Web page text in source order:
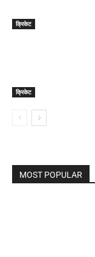
क्रिकेट
क्रिकेट
MOST POPULAR